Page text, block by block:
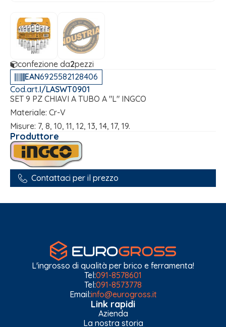
confezione da2pezzi
EAN6925582128406
Cod.art.I/LASWT0901
SET 9 PZ CHIAVI A TUBO A "L" INGCO
Materiale: Cr-V
Misure: 7, 8, 10, 11, 12, 13, 14, 17, 19.
Produttore
Contattaci per il prezzo
L'ingrosso di qualità per brico e ferramenta!
Tel:091-8578601
Tel:091-8573778
Email:info@eurogross.it
Link rapidi
Azienda
La nostra storia